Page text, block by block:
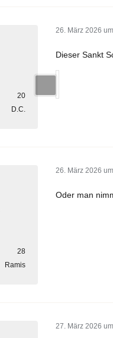
20
D.C.
26. März 2026
Dieser Sankt
28
Ramis
26. März 2026
Oder man
27. März 2026